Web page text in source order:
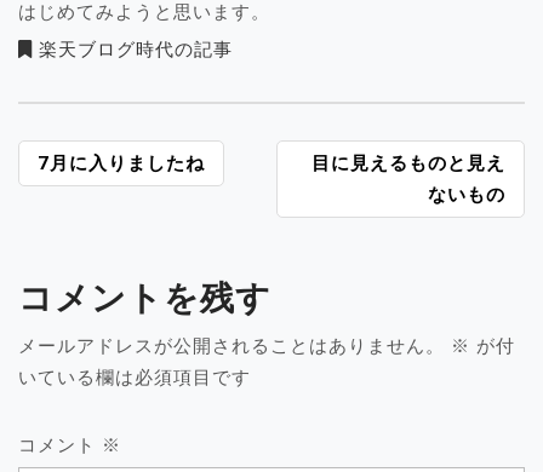
はじめてみようと思います。
楽天ブログ時代の記事
投
稿
ゲ
ー
シ
ョ
7月に入りましたね
目に見えるものと見え
ないもの
コメントを残す
メールアドレスが公開されることはありません。 ※ が付
いている欄は必須項目です
コメント ※